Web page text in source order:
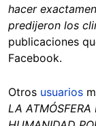
hacer
predijeron los
publicaciones
Facebook.
Otros usuarios
LA